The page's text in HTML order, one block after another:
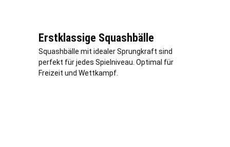
Erstklassige Squashbälle
Squashbälle mit idealer Sprungkraft sind
perfekt für jedes Spielniveau. Optimal für
Freizeit und Wettkampf.